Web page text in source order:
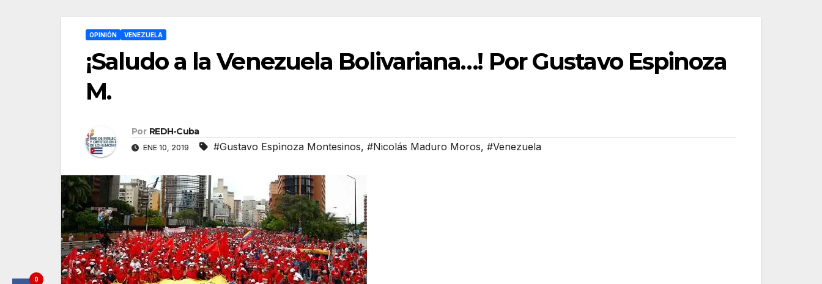
OPINIÓN VENEZUELA
¡Saludo a la Venezuela Bolivariana…! Por Gustavo Espinoza
M.
Por REDH-Cuba
ENE 10, 2019 #Gustavo Espìnoza Montesinos, #Nicolás Maduro Moros, #Venezuela
0